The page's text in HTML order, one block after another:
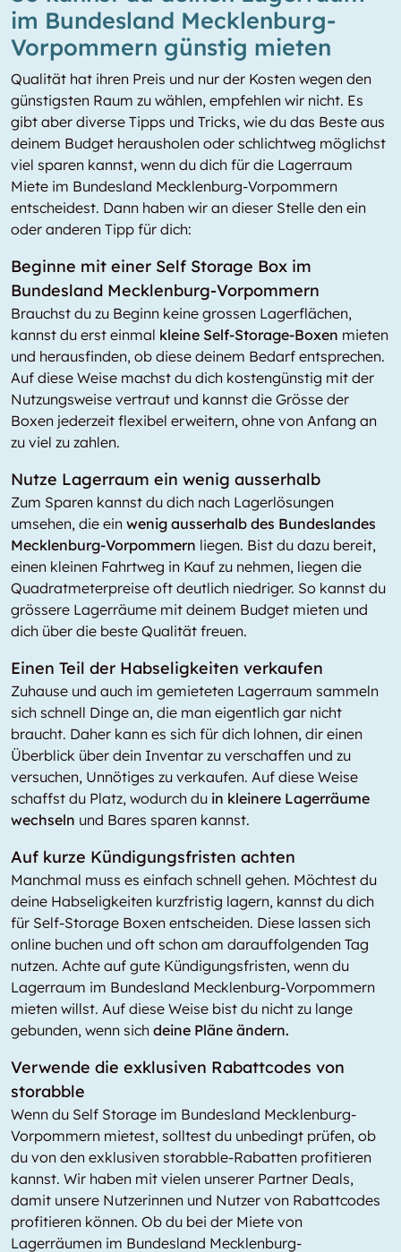
im Bundesland Mecklenburg-
Vorpommern günstig mieten
Qualität hat ihren Preis und nur der Kosten wegen den
günstigsten Raum zu wählen, empfehlen wir nicht. Es
gibt aber diverse Tipps und Tricks, wie du das Beste aus
deinem Budget herausholen oder schlichtweg möglichst
viel sparen kannst, wenn du dich für die Lagerraum
Miete im Bundesland Mecklenburg-Vorpommern
entscheidest. Dann haben wir an dieser Stelle den ein
oder anderen Tipp für dich:
Beginne mit einer Self Storage Box im
Bundesland Mecklenburg-Vorpommern
Brauchst du zu Beginn keine grossen Lagerflächen,
kannst du erst einmal kleine Self-Storage-Boxen mieten
und herausfinden, ob diese deinem Bedarf entsprechen.
Auf diese Weise machst du dich kostengünstig mit der
Nutzungsweise vertraut und kannst die Grösse der
Boxen jederzeit flexibel erweitern, ohne von Anfang an
zu viel zu zahlen.
Nutze Lagerraum ein wenig ausserhalb
Zum Sparen kannst du dich nach Lagerlösungen
umsehen, die ein wenig ausserhalb des Bundeslandes
Mecklenburg-Vorpommern liegen. Bist du dazu bereit,
einen kleinen Fahrtweg in Kauf zu nehmen, liegen die
Quadratmeterpreise oft deutlich niedriger. So kannst du
grössere Lagerräume mit deinem Budget mieten und
dich über die beste Qualität freuen.
Einen Teil der Habseligkeiten verkaufen
Zuhause und auch im gemieteten Lagerraum sammeln
sich schnell Dinge an, die man eigentlich gar nicht
braucht. Daher kann es sich für dich lohnen, dir einen
Überblick über dein Inventar zu verschaffen und zu
versuchen, Unnötiges zu verkaufen. Auf diese Weise
schaffst du Platz, wodurch du in kleinere Lagerräume
wechseln und Bares sparen kannst.
Auf kurze Kündigungsfristen achten
Manchmal muss es einfach schnell gehen. Möchtest du
deine Habseligkeiten kurzfristig lagern, kannst du dich
für Self-Storage Boxen entscheiden. Diese lassen sich
online buchen und oft schon am darauffolgenden Tag
nutzen. Achte auf gute Kündigungsfristen, wenn du
Lagerraum im Bundesland Mecklenburg-Vorpommern
mieten willst. Auf diese Weise bist du nicht zu lange
gebunden, wenn sich deine Pläne ändern.
Verwende die exklusiven Rabattcodes von
storabble
Wenn du Self Storage im Bundesland Mecklenburg-
Vorpommern mietest, solltest du unbedingt prüfen, ob
du von den exklusiven storabble-Rabatten profitieren
kannst. Wir haben mit vielen unserer Partner Deals,
damit unsere Nutzerinnen und Nutzer von Rabattcodes
profitieren können. Ob du bei der Miete von
Lagerräumen im Bundesland Mecklenburg-